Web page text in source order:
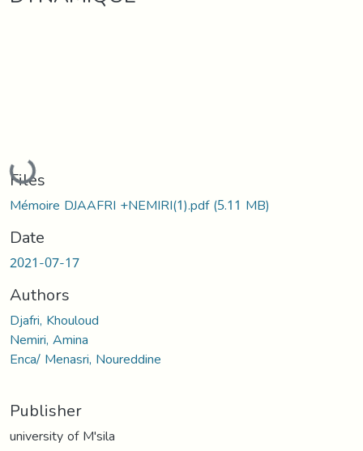
Loading...
Files
Mémoire DJAAFRI +NEMIRI(1).pdf(5.11 MB)
Date
2021-07-17
Authors
Djafri, Khouloud
Nemiri, Amina
Enca/ Menasri, Noureddine
Publisher
university of M'sila